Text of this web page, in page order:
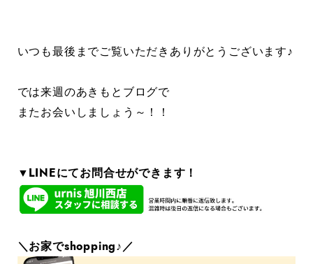
いつも最後までご覧いただきありがとうございます♪
では来週のあきもとブログで
またお会いしましょう～！！
▼LINEにてお問合せができます！
＼お家でshopping♪／